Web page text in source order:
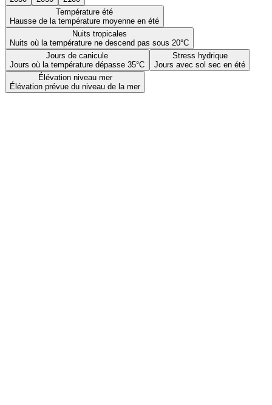
Température été
Hausse de la température moyenne en été
Nuits tropicales
Nuits où la température ne descend pas sous 20°C
Jours de canicule
Jours où la température dépasse 35°C
Stress hydrique
Jours avec sol sec en été
Élévation niveau mer
Élévation prévue du niveau de la mer